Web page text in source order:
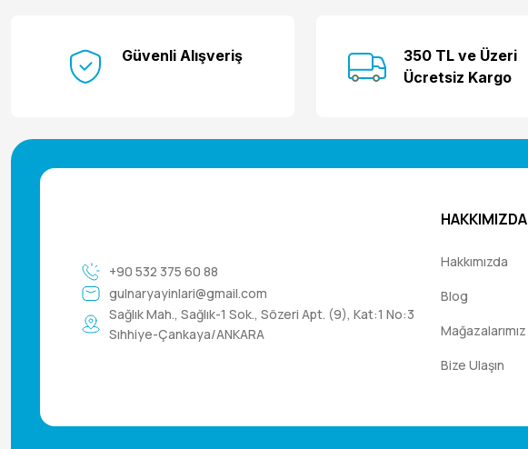
Güvenli Alışveriş
350 TL ve Üzeri
Ücretsiz Kargo
+90 532 375 60 88
gulnaryayinlari@gmail.com
Sağlık Mah., Sağlık-1 Sok., Sözeri Apt. (9), Kat:1 No:3
Sıhhiye-Çankaya/ANKARA
HAKKIMIZDA
Hakkımızda
Blog
Mağazalarımız
Bize Ulaşın